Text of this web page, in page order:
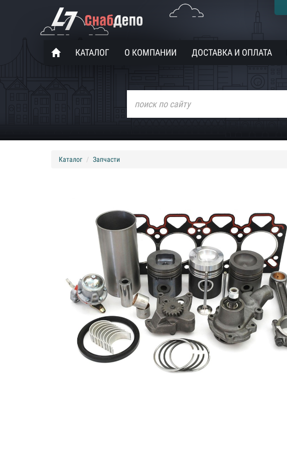
КАТАЛОГ О КОМПАНИИ ДОСТАВКА И ОПЛАТА
Каталог Запчасти